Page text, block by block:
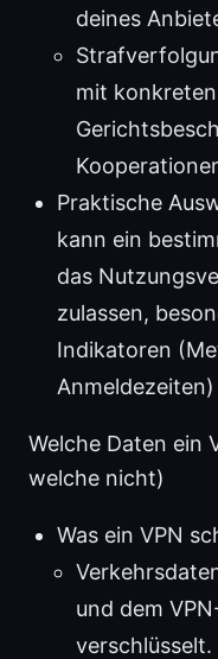
deines
mit
Praktische
kann ein
das
zulassen,
Indikatoren
Welche Daten ein
welche nicht)
Was ein VPN
und dem
verschlüsselt.